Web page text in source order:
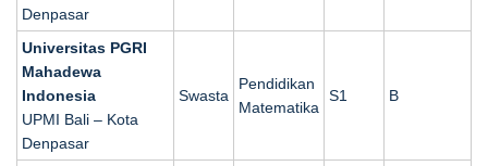
Denpasar
Universitas PGRI
Mahadewa
Indonesia
UPMI Bali – Kota
Denpasar
Swasta
Pendidikan
Matematika
S1 B